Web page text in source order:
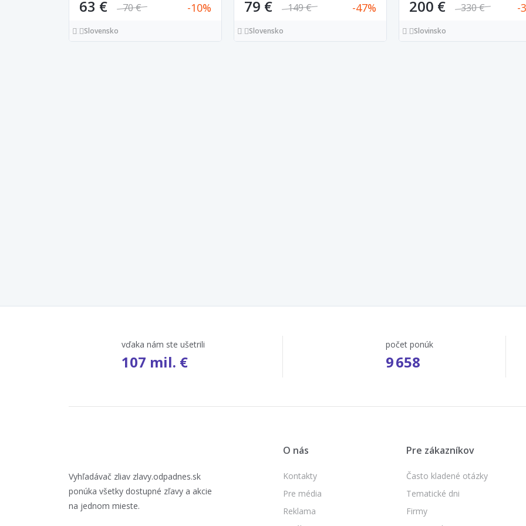
63 € 70 € 10
Slovensko
79 € 149 € 47
Slovensko
200 € 330 €
Slovinsko
vďaka nám ste ušetrili
107 mil. €
počet ponúk
9 658
Vyhľadávač zliav zlavy.odpadnes.sk
ponúka všetky dostupné zľavy a akcie
na jednom mieste.
O nás
Kontakty
Pre média
Reklama
Pre zákazníkov
Často kladené otázky
Tematické dni
Firmy